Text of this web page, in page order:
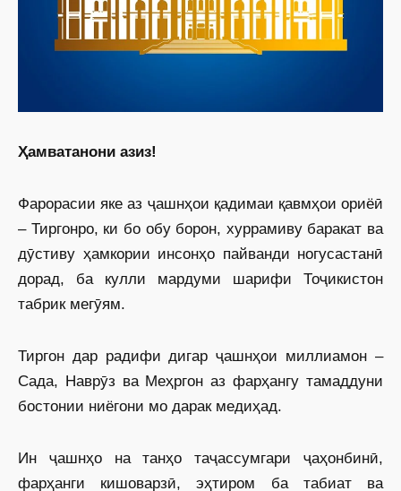
Ҳамватанони азиз!
Фарорасии яке аз ҷашнҳои қадимаи қавмҳои ориёӣ
– Тиргонро, ки бо обу борон, хуррамиву баракат ва
дӯстиву ҳамкории инсонҳо пайванди ногусастанӣ
дорад, ба кулли мардуми шарифи Тоҷикистон
табрик мегӯям.
Тиргон дар радифи дигар ҷашнҳои миллиамон –
Сада, Наврӯз ва Меҳргон аз фарҳангу тамаддуни
бостонии ниёгони мо дарак медиҳад.
Ин ҷашнҳо на танҳо таҷассумгари ҷаҳонбинӣ,
фарҳанги кишоварзӣ, эҳтиром ба табиат ва